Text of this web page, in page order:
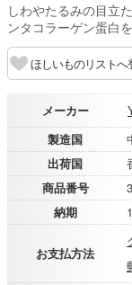
しわやたるみの目立
ンタコラーゲン蛋白
ほしいものリストへ
メーカー
製造国
出荷国
商品番号
納期
お支払方法